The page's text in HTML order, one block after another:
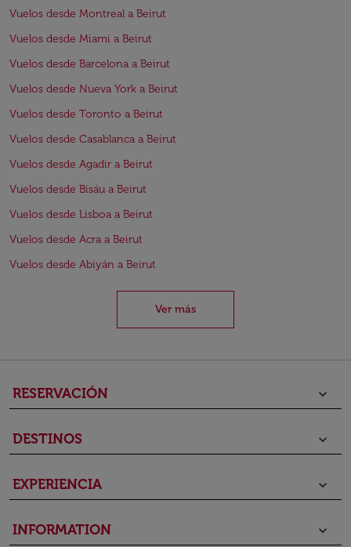
Vuelos desde Montreal a Beirut
Vuelos desde Miami a Beirut
Vuelos desde Barcelona a Beirut
Vuelos desde Nueva York a Beirut
Vuelos desde Toronto a Beirut
Vuelos desde Casablanca a Beirut
Vuelos desde Agadir a Beirut
Vuelos desde Bisáu a Beirut
Vuelos desde Lisboa a Beirut
Vuelos desde Acra a Beirut
Vuelos desde Abiyán a Beirut
Ver más
RESERVACIÓN keyboard_arrow_down
DESTINOS keyboard_arrow_down
EXPERIENCIA keyboard_arrow_down
INFORMATION keyboard_arrow_down